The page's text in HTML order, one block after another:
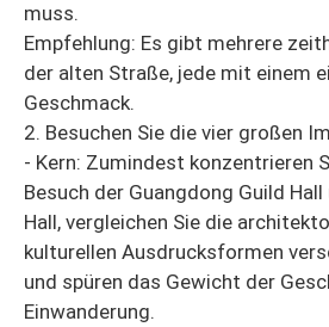
muss.
Empfehlung: Es gibt mehrere
der alten Straße, jede mit einem
Geschmack.
2. Besuchen Sie die vier großen
- Kern: Zumindest konzentrieren
Besuch der Guangdong Guild
Hall, vergleichen Sie die
kulturellen Ausdrucksformen
und spüren das Gewicht der
Einwanderung.